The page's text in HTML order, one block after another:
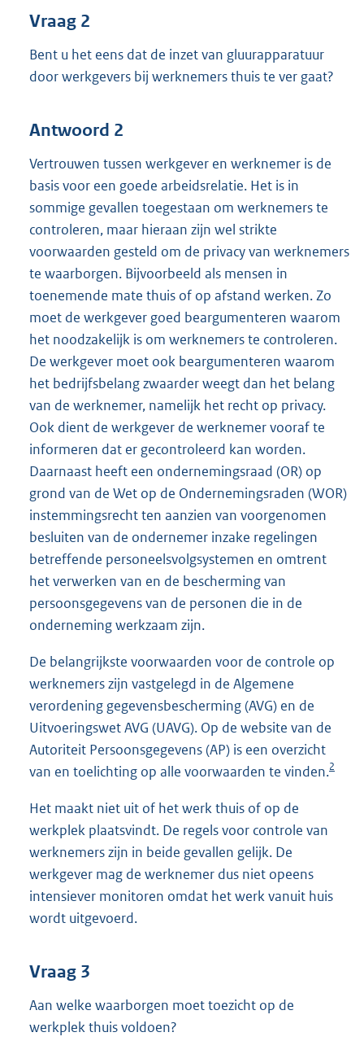
Vraag 2
Bent u het eens dat de inzet van gluurapparatuur
door werkgevers bij werknemers thuis te ver gaat?
Antwoord 2
Vertrouwen tussen werkgever en werknemer is de
basis voor een goede arbeidsrelatie. Het is in
sommige gevallen toegestaan om werknemers te
controleren, maar hieraan zijn wel strikte
voorwaarden gesteld om de privacy van werknemers
te waarborgen. Bijvoorbeeld als mensen in
toenemende mate thuis of op afstand werken. Zo
moet de werkgever goed beargumenteren waarom
het noodzakelijk is om werknemers te controleren.
De werkgever moet ook beargumenteren waarom
het bedrijfsbelang zwaarder weegt dan het belang
van de werknemer, namelijk het recht op privacy.
Ook dient de werkgever de werknemer vooraf te
informeren dat er gecontroleerd kan worden.
Daarnaast heeft een ondernemingsraad (OR) op
grond van de Wet op de Ondernemingsraden (WOR)
instemmingsrecht ten aanzien van voorgenomen
besluiten van de ondernemer inzake regelingen
betreffende personeelsvolgsystemen en omtrent
het verwerken van en de bescherming van
persoonsgegevens van de personen die in de
onderneming werkzaam zijn.
De belangrijkste voorwaarden voor de controle op
werknemers zijn vastgelegd in de Algemene
verordening gegevensbescherming (AVG) en de
Uitvoeringswet AVG (UAVG). Op de website van de
Autoriteit Persoonsgegevens (AP) is een overzicht
van en toelichting op alle voorwaarden te vinden.2
Het maakt niet uit of het werk thuis of op de
werkplek plaatsvindt. De regels voor controle van
werknemers zijn in beide gevallen gelijk. De
werkgever mag de werknemer dus niet opeens
intensiever monitoren omdat het werk vanuit huis
wordt uitgevoerd.
Vraag 3
Aan welke waarborgen moet toezicht op de
werkplek thuis voldoen?